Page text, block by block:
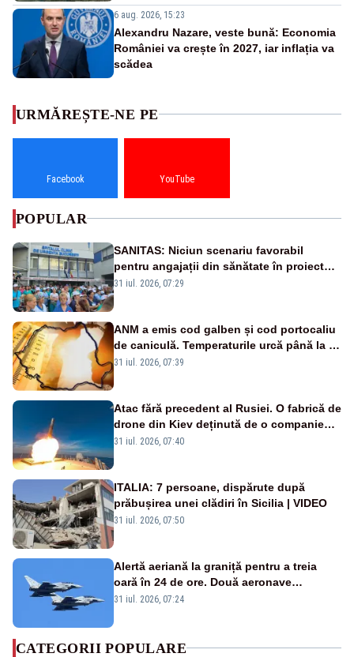
6 aug. 2026, 15:23
Alexandru Nazare, veste bună: Economia
României va crește în 2027, iar inflația va
scădea
URMĂREȘTE-NE PE
Facebook YouTube
POPULAR
SANITAS: Niciun scenariu favorabil
pentru angajații din sănătate în proiectul
Legii salarizării
31 iul. 2026, 07:29
ANM a emis cod galben și cod portocaliu
de caniculă. Temperaturile urcă până la 38
de grade, iar nopțile devin tropicale
31 iul. 2026, 07:39
Atac fără precedent al Rusiei. O fabrică de
drone din Kiev deținută de o companie
americană, distrusă de o rachetă
31 iul. 2026, 07:40
ITALIA: 7 persoane, dispărute după
prăbușirea unei clădiri în Sicilia | VIDEO
31 iul. 2026, 07:50
Alertă aeriană la graniță pentru a treia
oară în 24 de ore. Două aeronave
Eurofighter britanice au fost ridicate de la
31 iul. 2026, 07:24
CATEGORII POPULARE